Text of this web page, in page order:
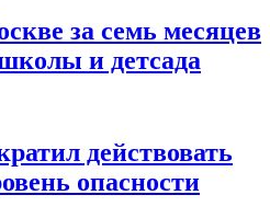
за семь месяцев
и детсада
действовать
опасности